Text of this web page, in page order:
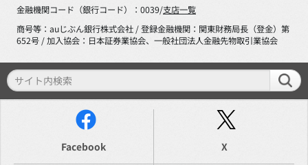
金融機関コード（銀行コード）：0039/支店一覧
商号等：auじぶん銀行株式会社 / 登録金融機関：関東財務局長（登金）第
652号 / 加入協会：日本証券業協会、一般社団法人金融先物取引業協会
Facebook X